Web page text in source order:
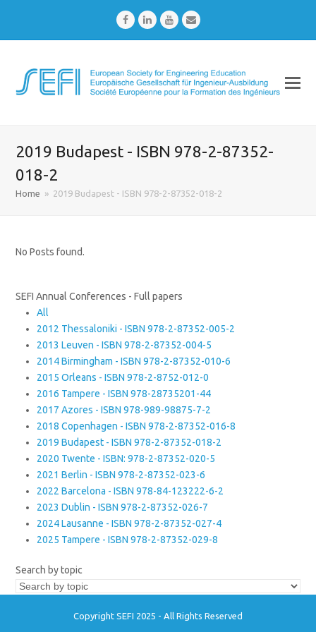
FacebookLinkedInYoutubeEmail
2019 Budapest - ISBN 978-2-87352-
018-2
Home » 2019 Budapest - ISBN 978-2-87352-018-2
No Posts found.
SEFI Annual Conferences - Full papers
All
2012 Thessaloniki - ISBN 978-2-87352-005-2
2013 Leuven - ISBN 978-2-87352-004-5
2014 Birmingham - ISBN 978-2-87352-010-6
2015 Orleans - ISBN 978-2-8752-012-0
2016 Tampere - ISBN 978-28735201-44
2017 Azores - ISBN 978-989-98875-7-2
2018 Copenhagen - ISBN 978-2-87352-016-8
2019 Budapest - ISBN 978-2-87352-018-2
2020 Twente - ISBN: 978-2-87352-020-5
2021 Berlin - ISBN 978-2-87352-023-6
2022 Barcelona - ISBN 978-84-123222-6-2
2023 Dublin - ISBN 978-2-87352-026-7
2024 Lausanne - ISBN 978-2-87352-027-4
2025 Tampere - ISBN 978-2-87352-029-8
Search by topic
Copyright SEFI 2025 - All Rights Reserved